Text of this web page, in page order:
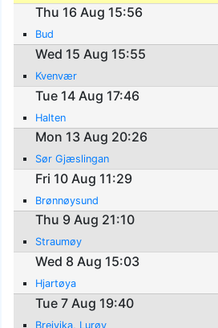
Thu 16 Aug 15:56
Bud
Wed 15 Aug 15:55
Kvenvær
Tue 14 Aug 17:46
Halten
Mon 13 Aug 20:26
Sør Gjæslingan
Fri 10 Aug 11:29
Brønnøysund
Thu 9 Aug 21:10
Straumøy
Wed 8 Aug 15:03
Hjartøya
Tue 7 Aug 19:40
Breivika, Lurøy